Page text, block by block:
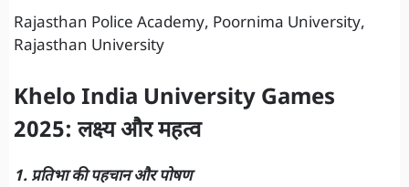
Rajasthan Police Academy, Poornima University,
Rajasthan University
Khelo India University Games
2025: लक्ष्य और महत्व
1. प्रतिभा की पहचान और पोषण